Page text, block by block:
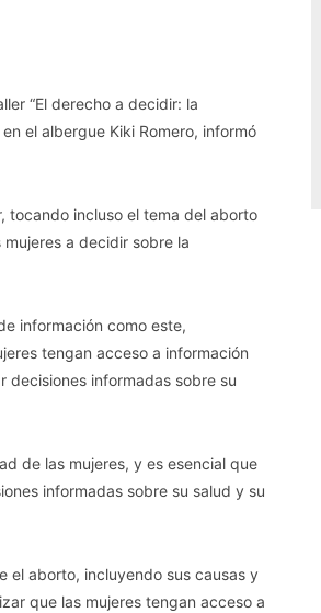
“El derecho a decidir: la
el albergue Kiki Romero, informó
tocando incluso el tema del aborto
a decidir sobre la
información como este,
tengan acceso a información
informadas sobre su
de las mujeres, y es esencial que
informadas sobre su salud y su
el aborto, incluyendo sus causas y
que las mujeres tengan acceso a